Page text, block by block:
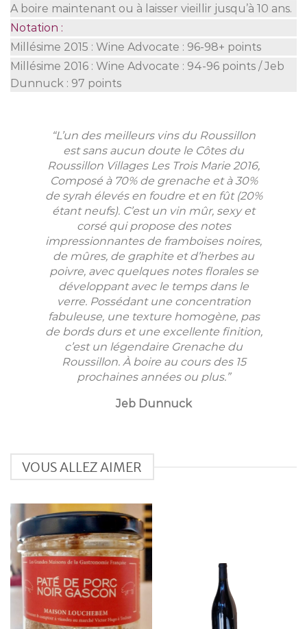
A boire maintenant ou à laisser vieillir jusqu’à 10 ans.
Notation :
Millésime 2015 : Wine Advocate : 96-98+ points
Millésime 2016 : Wine Advocate : 94-96 points / Jeb
Dunnuck : 97 points
“L’un des meilleurs vins du Roussillon
est sans aucun doute le Côtes du
Roussillon Villages Les Trois Marie 2016,
Composé à 70% de grenache et à 30%
de syrah élevés en foudre et en fût (20%
étant neufs). C’est un vin mûr, sexy et
corsé qui propose des notes
impressionnantes de framboises noires,
de mûres, de graphite et d’herbes au
poivre, avec quelques notes florales se
développant avec le temps dans le
verre. Possédant une concentration
fabuleuse, une texture homogène, pas
de bords durs et une excellente finition,
c’est un légendaire Grenache du
Roussillon. À boire au cours des 15
prochaines années ou plus.”
Jeb Dunnuck
VOUS ALLEZ AIMER